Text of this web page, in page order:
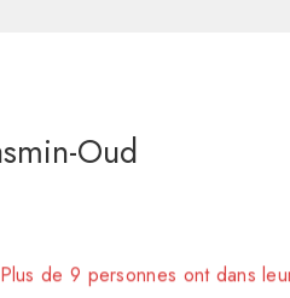
Oud
au cours des dernières 4
de 9 personnes ont dans